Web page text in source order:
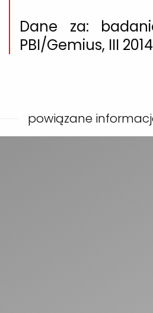
Dane za:
PBI/Gemius, III 2014
powiązane